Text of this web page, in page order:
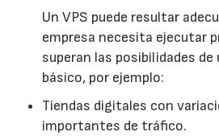
Un VPS puede resultar
empresa necesita ejecutar
superan las posibilidades
básico, por ejemplo:
Tiendas digitales con
importantes de tráfico.